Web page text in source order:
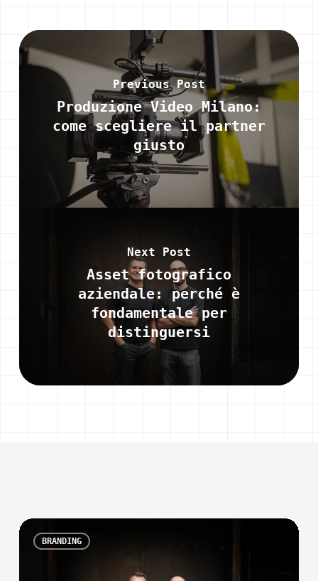
Previous Post
Produzione Video Milano:
come scegliere il partner
giusto
Next Post
Asset fotografico
aziendale: perché è
fondamentale per
distinguersi
BRANDING
Asset
fotografico